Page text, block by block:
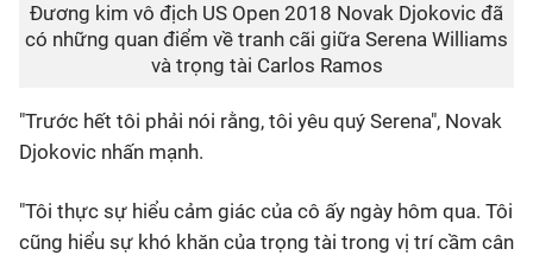
Đương kim vô địch US Open 2018 Novak Djokovic đã
có những quan điểm về tranh cãi giữa Serena Williams
và trọng tài Carlos Ramos
"Trước hết tôi phải nói rằng, tôi yêu quý Serena", Novak
Djokovic nhấn mạnh.
"Tôi thực sự hiểu cảm giác của cô ấy ngày hôm qua. Tôi
cũng hiểu sự khó khăn của trọng tài trong vị trí cầm cân